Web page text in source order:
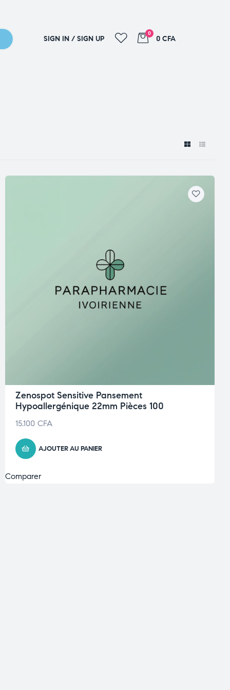
SIGN IN / SIGN UP
0
0 CFA
Zenospot Sensitive Pansement
Hypoallergénique 22mm Pièces 100
15.100 CFA
AJOUTER AU PANIER
Comparer